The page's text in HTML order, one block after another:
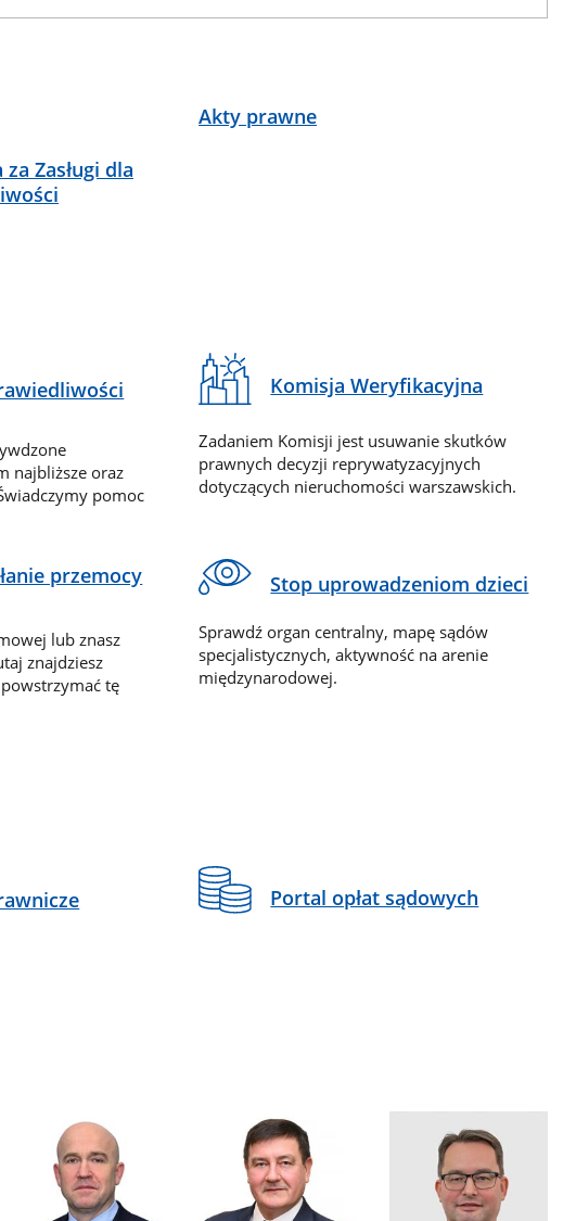
Akty prawne
Zasługi dla
najbliższe oraz
pomoc
Komisja Weryfikacyjna
Zadaniem Komisji jest usuwanie skutków
prawnych decyzji reprywatyzacyjnych
dotyczących nieruchomości warszawskich.
przemocy
lub znasz
znajdziesz
tę
Stop uprowadzeniom dzieci
Sprawdź organ centralny, mapę sądów
specjalistycznych, aktywność na arenie
międzynarodowej.
Portal opłat sądowych